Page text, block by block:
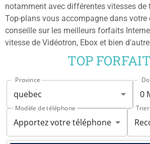
notamment avec différentes vitesses de
Top-plans vous accompagne dans votre
conseille sur les meilleurs forfaits
vitesse de Vidéotron, Ebox et bien
TOP